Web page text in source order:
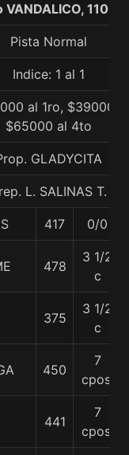
VANDALICO, 1100
Pista Normal
Indice: 1 al 1
al 1ro,
$65000 al 4to
GLADYCITA
L. SALINAS T.
417 0/0
478
3 1/2
c
375
3 1/2
c
450
7
cpos.
441
7
cpos.